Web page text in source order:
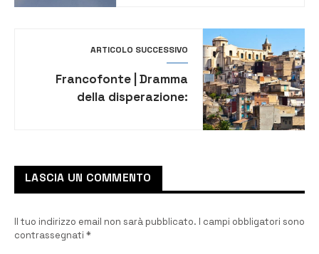
ARTICOLO SUCCESSIVO
Francofonte | Dramma
della disperazione:
LASCIA UN COMMENTO
Il tuo indirizzo email non sarà pubblicato. I campi obbligatori sono
contrassegnati *